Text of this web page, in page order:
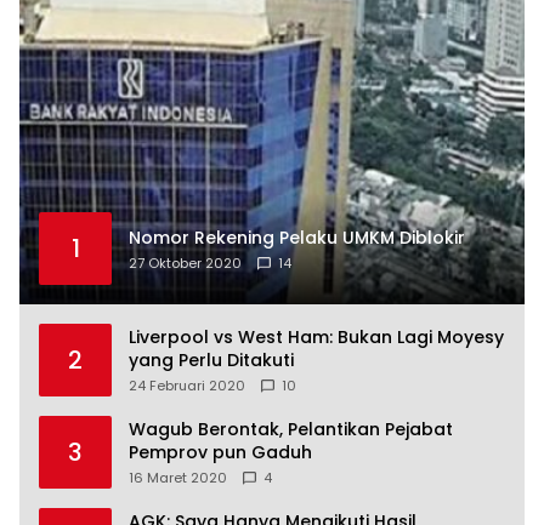
1 Nomor Rekening Pelaku UMKM Diblokir
27 Oktober 2020 14
2
Liverpool vs West Ham: Bukan Lagi Moyesy
yang Perlu Ditakuti
24 Februari 2020 10
3
Wagub Berontak, Pelantikan Pejabat
Pemprov pun Gaduh
16 Maret 2020 4